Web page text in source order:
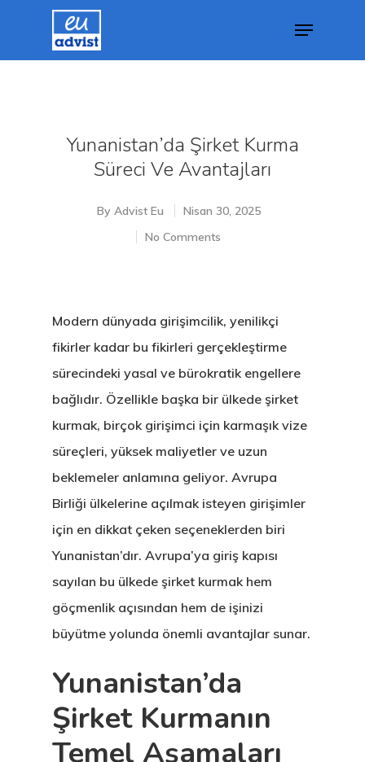
Yunanistan’da Şirket Kurma
Süreci Ve Avantajları
By Advist Eu
Nisan 30, 2025
No Comments
Modern dünyada girişimcilik, yenilikçi
fikirler kadar bu fikirleri gerçekleştirme
sürecindeki yasal ve bürokratik engellere
bağlıdır. Özellikle başka bir ülkede şirket
kurmak, birçok girişimci için karmaşık vize
süreçleri, yüksek maliyetler ve uzun
beklemeler anlamına geliyor. Avrupa
Birliği ülkelerine açılmak isteyen girişimler
için en dikkat çeken seçeneklerden biri
Yunanistan’dır. Avrupa’ya giriş kapısı
sayılan bu ülkede şirket kurmak hem
göçmenlik açısından hem de işinizi
büyütme yolunda önemli avantajlar sunar.
Yunanistan’da
Şirket Kurmanın
Temel Aşamaları